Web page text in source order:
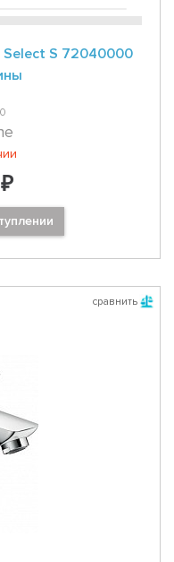
Select S 72040000
сравнить